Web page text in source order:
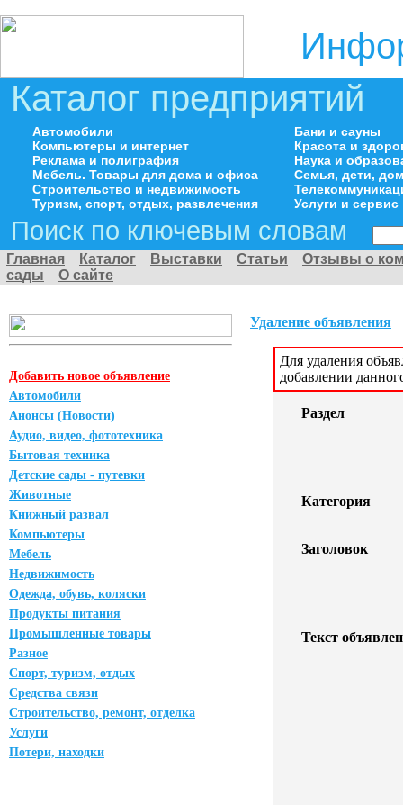
Каталог предприятий
Автомобили
Компьютеры и интернет
Реклама и полиграфия
Мебель. Товары для дома и офиса
Строительство и недвижимость
Туризм, спорт, отдых, развлечения
Бани и сауны
Красота и
Наука и
Семья, дети,
Услуги и сервис
Поиск по ключевым словам
Главная Каталог Выставки Статьи
Отзывы о
сады
О сайте
Добавить новое объявление
Автомобили
Анонсы (Новости)
Аудио, видео, фототехника
Бытовая техника
Детские сады - путевки
Животные
Книжный развал
Компьютеры
Мебель
Недвижимость
Одежда, обувь, коляски
Продукты питания
Промышленные товары
Разное
Спорт, туризм, отдых
Средства связи
Строительство, ремонт, отделка
Услуги
Потери, находки
Удаление объявления
Для удаления
добавлении
Раздел
Категория
Заголовок
Текст